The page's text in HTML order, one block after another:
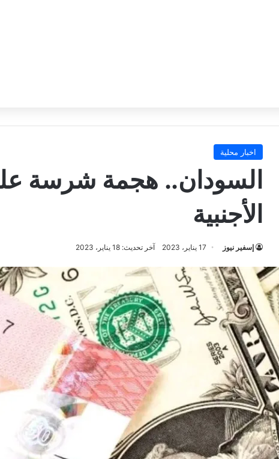
اخبار محلية
السودان.. هجمة شرسة
الأجنبية
إسفير نيوز 17 يناير، 2023 آخر تحديث: 18 يناير، 2023